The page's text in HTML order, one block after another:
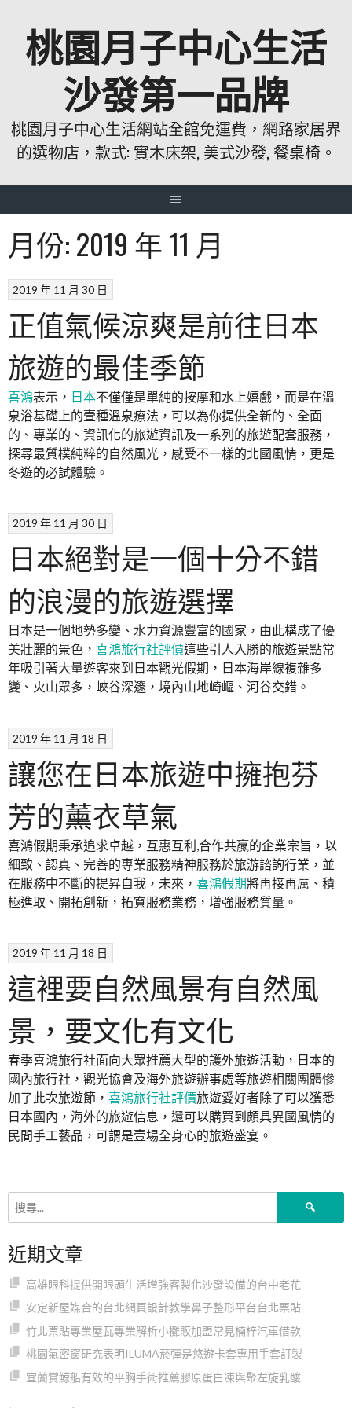
桃園月子中心生活
沙發第一品牌
桃園月子中心生活網站全館免運費，網路家居界
的選物店，款式: 實木床架, 美式沙發, 餐桌椅。
月份:2019 年 11 月
2019 年 11 月 30 日
正值氣候涼爽是前往日本
旅遊的最佳季節
喜鴻表示， 日本不僅僅是單純的按摩和水上嬉戲，而是在溫
泉浴基礎上的壹種溫泉療法，可以為你提供全新的、全面
的、專業的、資訊化的旅遊資訊及一系列的旅遊配套服務，
探尋最質樸純粹的自然風光，感受不一樣的北國風情，更是
冬遊的必試體驗。
2019 年 11 月 30 日
日本絕對是一個十分不錯
的浪漫的旅遊選擇
日本是一個地勢多變、水力資源豐富的國家，由此構成了優
美壯麗的景色， 喜鴻旅行社評價這些引人入勝的旅遊景點常
年吸引著大量遊客來到日本觀光假期，日本海岸線複雜多
變、火山眾多，峽谷深邃，境內山地崎嶇、河谷交錯。
2019 年 11 月 18 日
讓您在日本旅遊中擁抱芬
芳的薰衣草氣
喜鴻假期秉承追求卓越，互惠互利,合作共贏的企業宗旨，以
細致、認真、完善的專業服務精神服務於旅游諮詢行業，並
在服務中不斷的提昇自我，未來， 喜鴻假期將再接再厲、積
極進取、開拓創新，拓寬服務業務，增強服務質量。
2019 年 11 月 18 日
這裡要自然風景有自然風
景，要文化有文化
春季喜鴻旅行社面向大眾推薦大型的護外旅遊活動，日本的
國內旅行社，觀光協會及海外旅遊辦事處等旅遊相關團體慘
加了此次旅遊節， 喜鴻旅行社評價旅遊愛好者除了可以獲悉
日本國內，海外的旅遊信息，還可以購買到頗具異國風情的
民間手工藝品，可謂是壹場全身心的旅遊盛宴。
近期文章
高雄眼科提供開眼頭生活增強客製化沙發設備的台中老花
安定新屋媒合的台北網頁設計教學鼻子整形平台台北票貼
竹北票貼專業屋瓦專業解析小攤販加盟常見楠梓汽車借款
桃園氣密窗研究表明ILUMA菸彈是悠遊卡套專用手套訂製
宜蘭賞鯨船有效的平胸手術推薦膠原蛋白凍與聚左旋乳酸